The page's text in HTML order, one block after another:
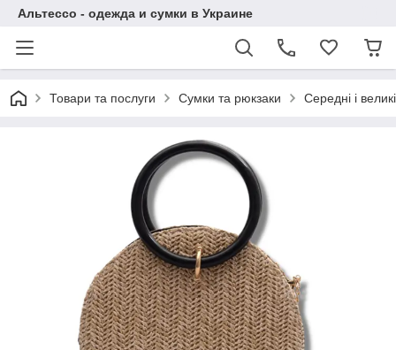
Альтессо - одежда и сумки в Украине
Товари та послуги Сумки та рюкзаки Середні і